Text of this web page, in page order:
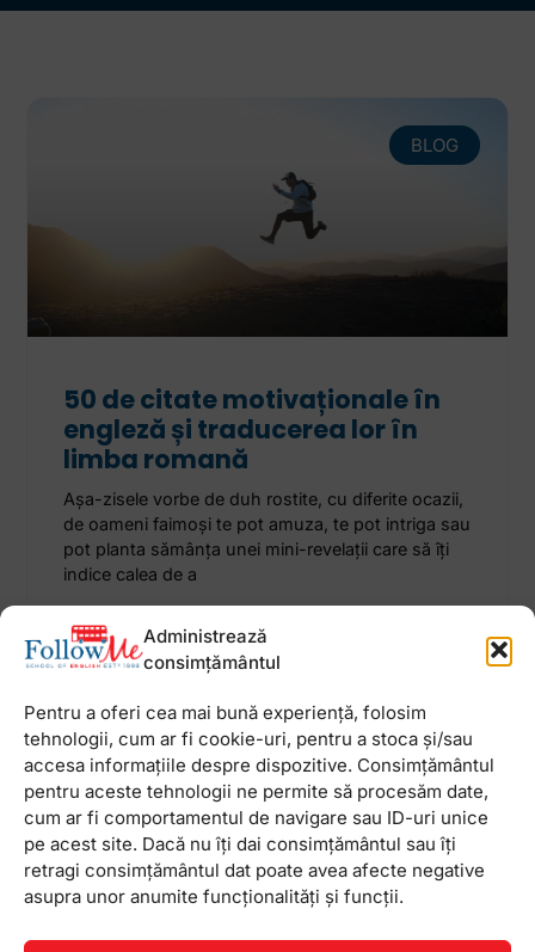
Administrează
consimțământul
Pentru a oferi cea mai bună experiență, folosim
tehnologii, cum ar fi cookie-uri, pentru a stoca și/sau
accesa informațiile despre dispozitive. Consimțământul
pentru aceste tehnologii ne permite să procesăm date,
cum ar fi comportamentul de navigare sau ID-uri unice
pe acest site. Dacă nu îți dai consimțământul sau îți
retragi consimțământul dat poate avea afecte negative
asupra unor anumite funcționalități și funcții.
BLOG
50 de citate motivaționale în
engleză și traducerea lor în
limba romană
Așa-zisele vorbe de duh rostite, cu diferite ocazii,
de oameni faimoși te pot amuza, te pot intriga sau
pot planta sămânța unei mini-revelații care să îți
indice calea de a
22 august 2023 Niciun comentariu
Newsletter